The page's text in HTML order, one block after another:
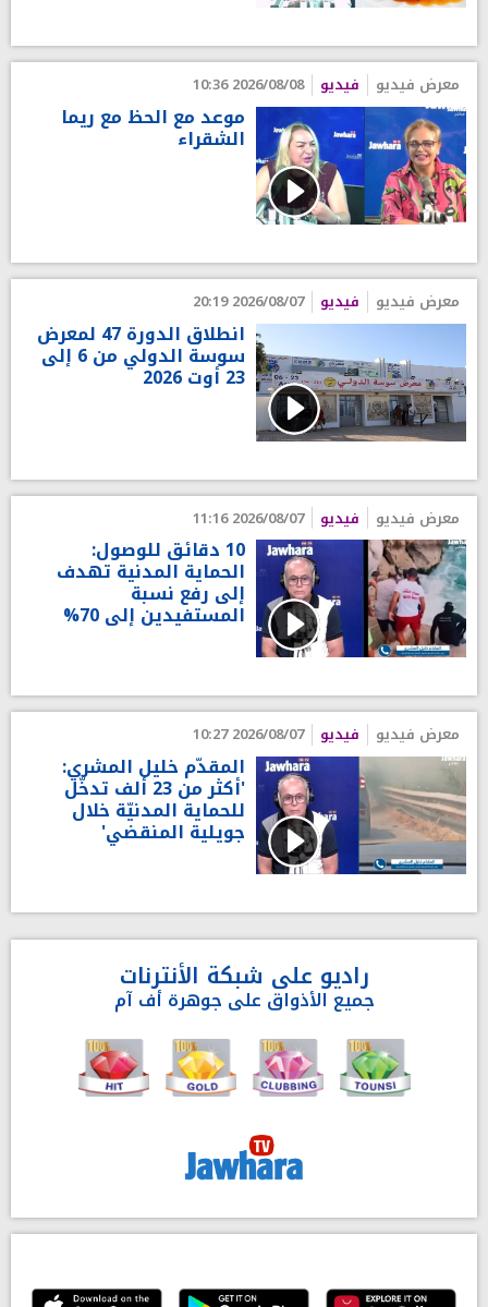
معرض فيديو فيديو 2026/08/08 10:36
موعد مع الحظ مع ريما
الشقراء
معرض فيديو فيديو 2026/08/07 20:19
انطلاق الدورة 47 لمعرض
سوسة الدولي من 6 إلى
23 أوت 2026
معرض فيديو فيديو 2026/08/07 11:16
10 دقائق للوصول:
الحماية المدنية تهدف
إلى رفع نسبة
المستفيدين إلى 70%
معرض فيديو فيديو 2026/08/07 10:27
المقدّم خليل المشري:
'أكثر من 23 ألف تدخّل
للحماية المدنيّة خلال
جويلية المنقضي'
راديو على شبكة الأنترنات
جميع الأذواق على جوهرة أف آم